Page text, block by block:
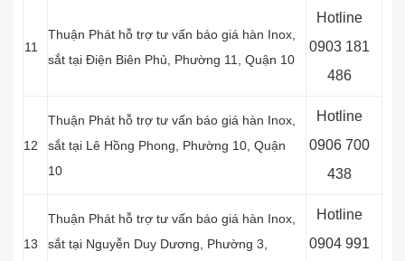
11
Thuận Phát hỗ trợ tư vấn báo giá hàn Inox,
sắt tại Điện Biên Phủ, Phường 11, Quận 10
Hotline
0903 181
486
12
Thuận Phát hỗ trợ tư vấn báo giá hàn Inox,
sắt tại Lê Hồng Phong, Phường 10, Quận
10
Hotline
0906 700
438
13
Thuận Phát hỗ trợ tư vấn báo giá hàn Inox,
sắt tại Nguyễn Duy Dương, Phường 3,
Hotline
0904 991